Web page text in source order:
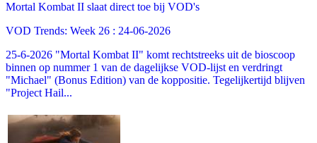
Mortal Kombat II slaat direct toe bij VOD's
VOD Trends: Week 26 : 24-06-2026
25-6-2026 "Mortal Kombat II" komt rechtstreeks uit de bioscoop
binnen op nummer 1 van de dagelijkse VOD-lijst en verdringt
"Michael" (Bonus Edition) van de koppositie. Tegelijkertijd blijven
"Project Hail...